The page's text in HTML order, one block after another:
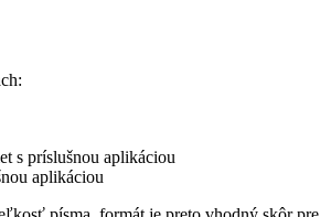
s príslušnou aplikáciou
aplikáciou